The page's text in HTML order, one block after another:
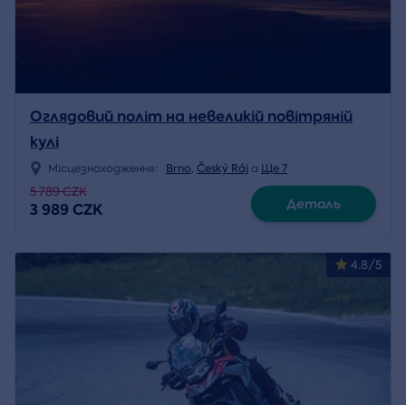
Оглядовий політ на невеликій повітряній
кулі
Місцезнаходження: Brno, Český Ráj a Ще 7
5 789 CZK
3 989 CZK Деталь
4.8/5